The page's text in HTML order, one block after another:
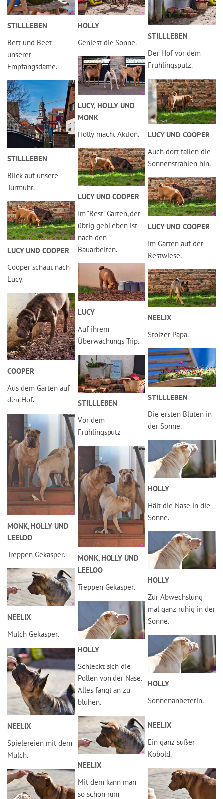
STILLLEBEN
Bett und Beet
unserer
Empfangsdame.
STILLLEBEN
Blick auf unsere
Turmuhr.
LUCY UND COOPER
Cooper schaut nach
Lucy.
COOPER
Aus dem Garten auf
den Hof.
MONK, HOLLY UND
LEELOO
Treppen Gekasper.
NEELIX
Mulch Gekasper.
NEELIX
Spielereien mit dem
Mulch.
HOLLY
Geniest die Sonne.
LUCY, HOLLY UND
MONK
Holly macht Aktion.
LUCY UND COOPER
Im "Rest" Garten, der
übrig geblieben ist
nach den
Bauarbeiten.
LUCY
Auf ihrem
Überwachungs Trip.
STILLLEBEN
Vor dem
Frühlingsputz
MONK, HOLLY UND
LEELOO
Treppen Gekasper.
HOLLY
Schleckt sich die
Pollen von der Nase.
Alles fängt an zu
blühen.
NEELIX
Mit dem kann man
so schön rum
STILLLEBEN
Der Hof vor dem
Frühlingsputz.
LUCY UND COOPER
Auch dort fallen die
Sonnenstrahlen hin.
LUCY UND COOPER
Im Garten auf der
Restwiese.
NEELIX
Stolzer Papa.
STILLLEBEN
Die ersten Blüten in
der Sonne.
HOLLY
Hält die Nase in die
Sonne.
HOLLY
Zur Abwechslung
mal ganz ruhig in der
Sonne.
HOLLY
Sonnenanbeterin.
NEELIX
Ein ganz süßer
Kobold.